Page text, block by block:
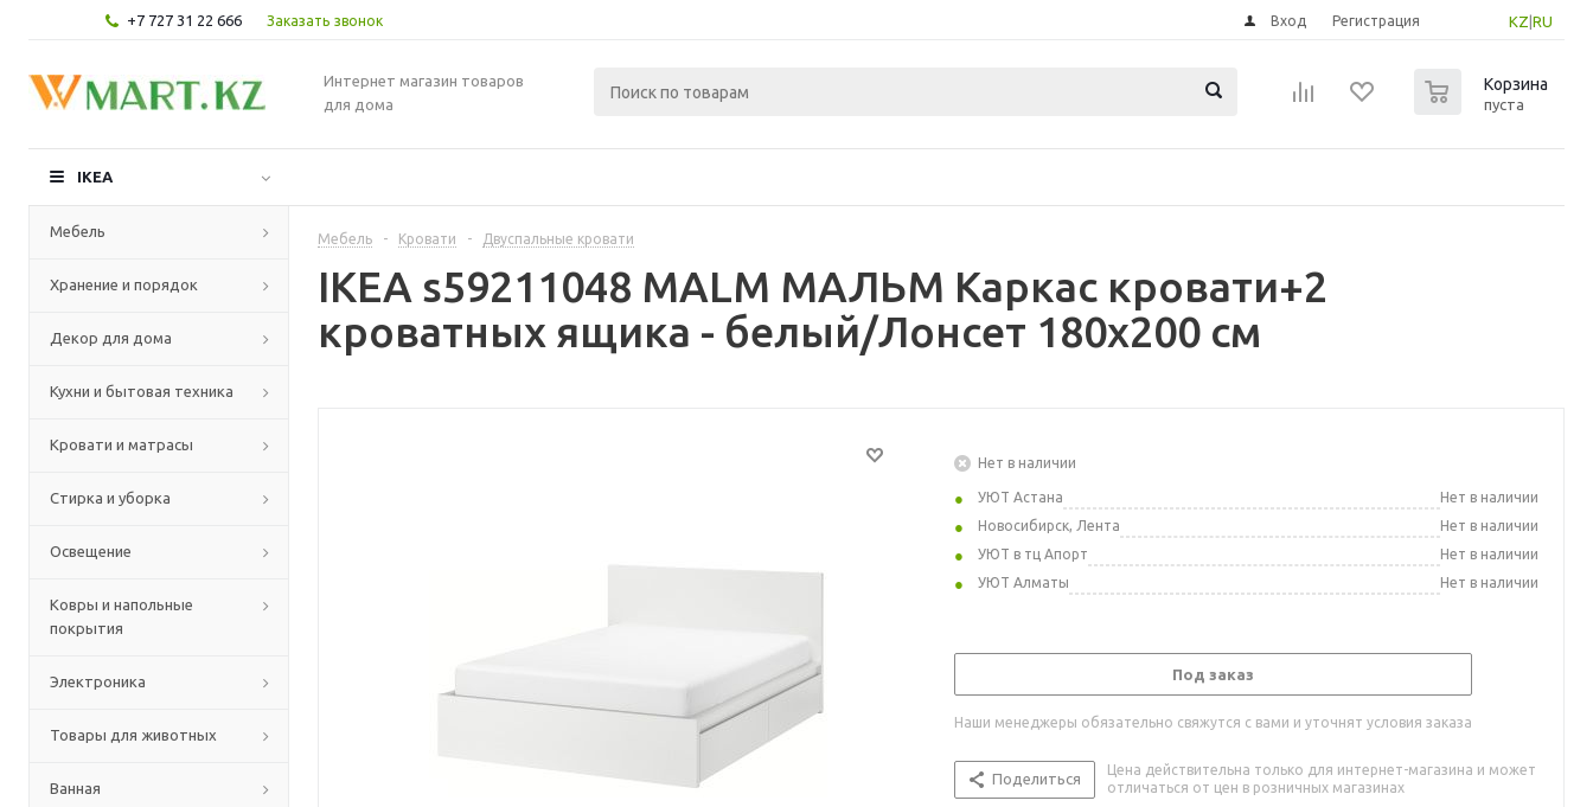
+7 727 31 22 666 Заказать звонок KZ RU
Вход Регистрация
Интернет магазин товаров
для дома
Корзина
пуста
IKEA
Мебель
Хранение и порядок
Декор для дома
Кухни и бытовая техника
Кровати и матрасы
Стирка и уборка
Освещение
Ковры и напольные
покрытия
Электроника
Товары для животных
Ванная
Мебель - Кровати - Двуспальные кровати
IKEA s59211048 MALM МАЛЬМ Каркас кровати+2
кроватных ящика - белый/Лонсет 180x200 см
Нет в наличии
УЮТ Астана
Нет в наличии
Новосибирск, Лента
Нет в наличии
УЮТ в тц Апорт
Нет в наличии
УЮТ Алматы
Нет в наличии
Под заказ
Наши менеджеры обязательно свяжутся с вами и уточнят условия заказа
Поделиться
Цена действительна только для интернет-магазина и может
отличаться от цен в розничных магазинах